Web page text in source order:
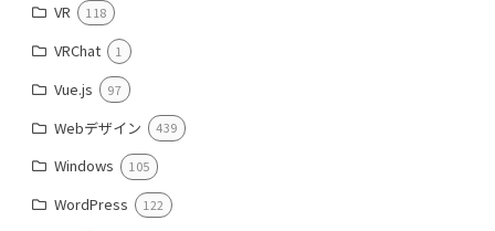
VR 118
VRChat 1
Vue.js 97
Webデザイン 439
Windows 105
WordPress 122